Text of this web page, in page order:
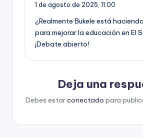
1 de agosto de 2025, 11:00
¿Realmente Bukele está
para mejorar la educación en El
¡Debate abierto!
Deja una
Debes estarconectado para